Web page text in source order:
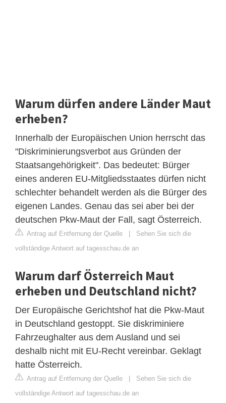
Warum dürfen andere Länder Maut
erheben?
Innerhalb der Europäischen Union herrscht das
"Diskriminierungsverbot aus Gründen der
Staatsangehörigkeit". Das bedeutet: Bürger
eines anderen EU-Mitgliedsstaates dürfen nicht
schlechter behandelt werden als die Bürger des
eigenen Landes. Genau das sei aber bei der
deutschen Pkw-Maut der Fall, sagt Österreich.
Antrag auf Entfernung der Quelle | Sehen Sie sich die
vollständige Antwort auf tagesschau.de an
Warum darf Österreich Maut
erheben und Deutschland nicht?
Der Europäische Gerichtshof hat die Pkw-Maut
in Deutschland gestoppt. Sie diskriminiere
Fahrzeughalter aus dem Ausland und sei
deshalb nicht mit EU-Recht vereinbar. Geklagt
hatte Österreich.
Antrag auf Entfernung der Quelle | Sehen Sie sich die
vollständige Antwort auf tagesschau.de an